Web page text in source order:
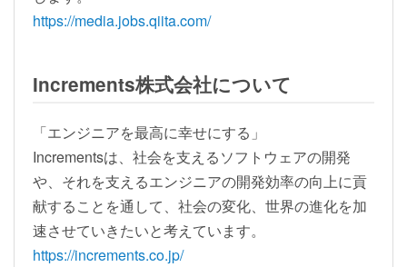
https://media.jobs.qiita.com/
Increments株式会社について
「エンジニアを最高に幸せにする」
Incrementsは、社会を支えるソフトウェアの開発
や、それを支えるエンジニアの開発効率の向上に貢
献することを通して、社会の変化、世界の進化を加
速させていきたいと考えています。
https://increments.co.jp/